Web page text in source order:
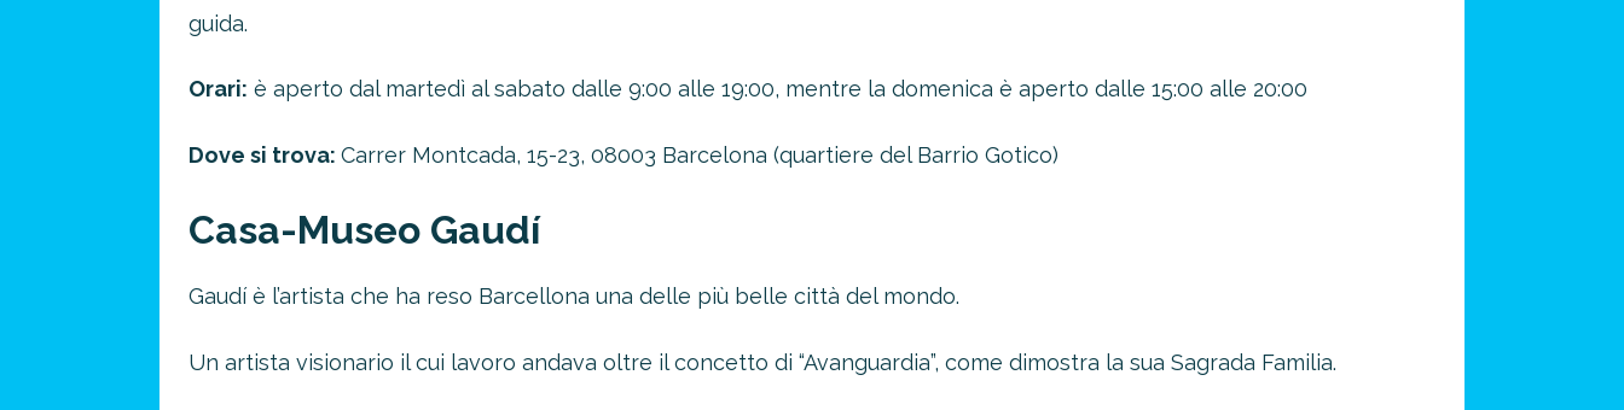
guida.
Orari: è aperto dal martedì al sabato dalle 9:00 alle 19:00, mentre la domenica è aperto dalle 15:00 alle 20:00
Dove si trova: Carrer Montcada, 15-23, 08003 Barcelona (quartiere del Barrio Gotico)
Casa-Museo Gaudí
Gaudí è l’artista che ha reso Barcellona una delle più belle città del mondo.
Un artista visionario il cui lavoro andava oltre il concetto di “Avanguardia”, come dimostra la sua Sagrada Familia.